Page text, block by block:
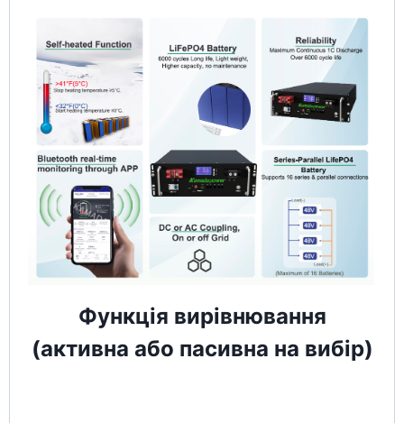
Функція вирівнювання
(активна або пасивна на вибір)